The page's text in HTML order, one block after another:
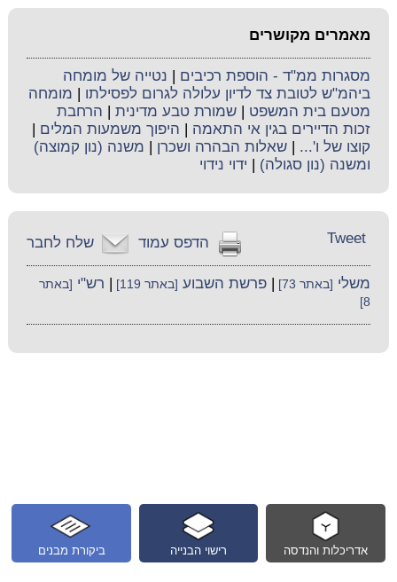
מאמרים מקושרים
מסגרות ממ"ד - הוספת רכיבים
נטייה של מומחה
ביהמ"ש לטובת צד לדיון עלולה לגרום לפסילתו
מומחה
מטעם בית המשפט |שמורת טבע מדינית
הרחבת
זכות הדיירים בגין אי התאמה
היפוך משמעות המלים
קוצו של ו'... |שאלות הבהרה ושכרן
משנה (נון קמוצה)
ומשנה (נון סגולה)
ידוי נידוי
שלח לחבר הדפס עמוד Tweet
משלי [באתר 73] |פרשת השבוע [באתר 119] רש"י [באתר
8]
ביקורת מבנים רישוי הבנייה אדריכלות והנדסה